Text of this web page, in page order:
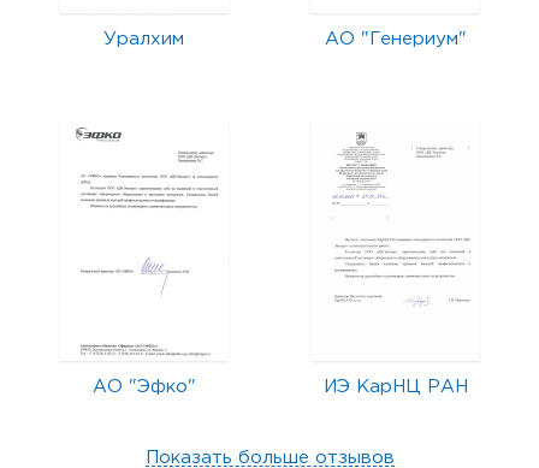
Уралхим АО "Генериум"
АО "Эфко" ИЭ КарНЦ РАН
Показать больше отзывов